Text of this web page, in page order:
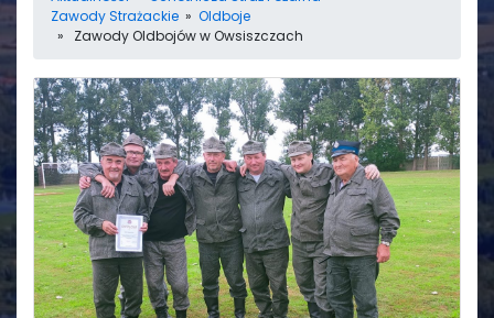
Porządek nabożeństw
Straż Pożarna
Ośrodek zdrowia
Koło gospodyń
wiejskich
Rada sołecka
Strona główna
Informacje
Aktualności
Galerie
Zawody Strażackie » Oldboje
» Zawody Oldbojów w Owsiszczach